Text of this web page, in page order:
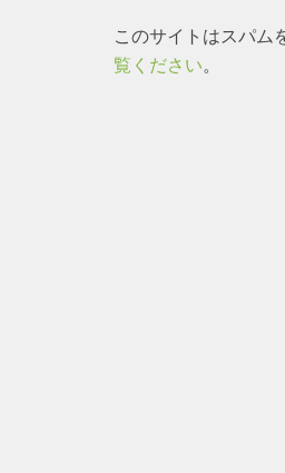
このサイトはスパム
覧ください。